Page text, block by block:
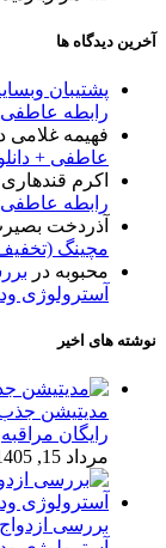
آخرین دیدگاه ها
پشتیبان
رابطه عاطفی
فهیمه غلامی
عاطفی +
اکرم قندهاری
رابطه عاطفی
آذردخت
مچینگ
محبوبه در
آسترولوژی
نوشته های اخیر
مدیتیشن جذب
رایگان مراقبه
مرداد 15, 1405
بررسی